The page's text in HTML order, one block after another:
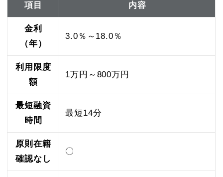
項目 内容
金利
（年）
3.0％～18.0％
利用限度
額
1万円～800万円
最短融資
時間
最短14分
原則在籍
確認なし
〇